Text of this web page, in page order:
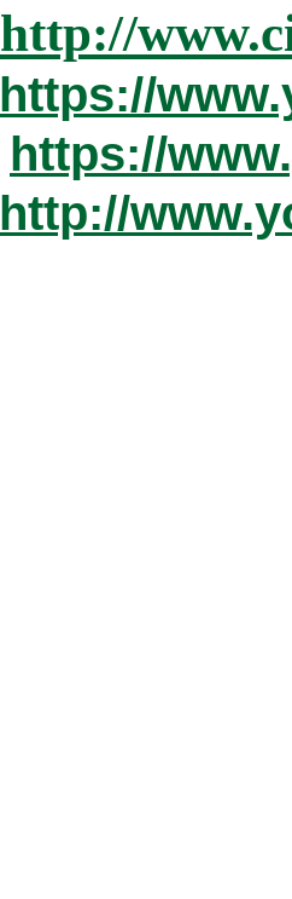
http://
https://
https://
http://